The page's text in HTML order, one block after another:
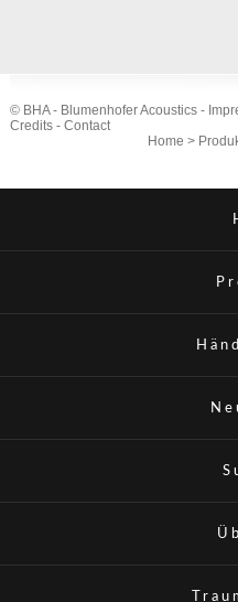
© BHA - Blumenhofer Acoustics -
Credits- Contact
Home >